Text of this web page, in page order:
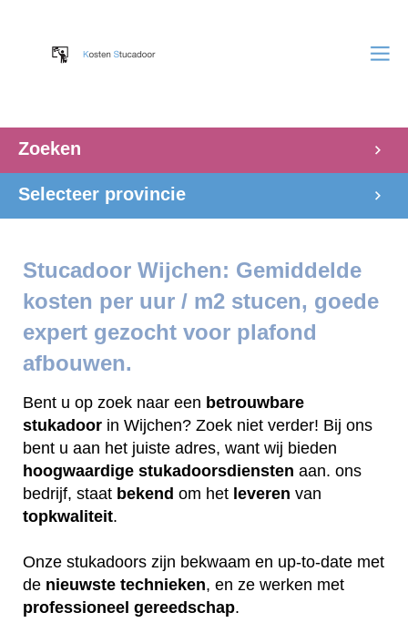
Zoeken
Selecteer provincie
Stucadoor Wijchen: Gemiddelde
kosten per uur / m2 stucen, goede
expert gezocht voor plafond
afbouwen.
Bent u op zoek naar een betrouwbare
stukadoor in Wijchen? Zoek niet verder! Bij ons
bent u aan het juiste adres, want wij bieden
hoogwaardige stukadoorsdiensten aan. ons
bedrijf, staat bekend om het leveren van
topkwaliteit.
Onze stukadoors zijn bekwaam en up-to-date met
de nieuwste technieken, en ze werken met
professioneel gereedschap.